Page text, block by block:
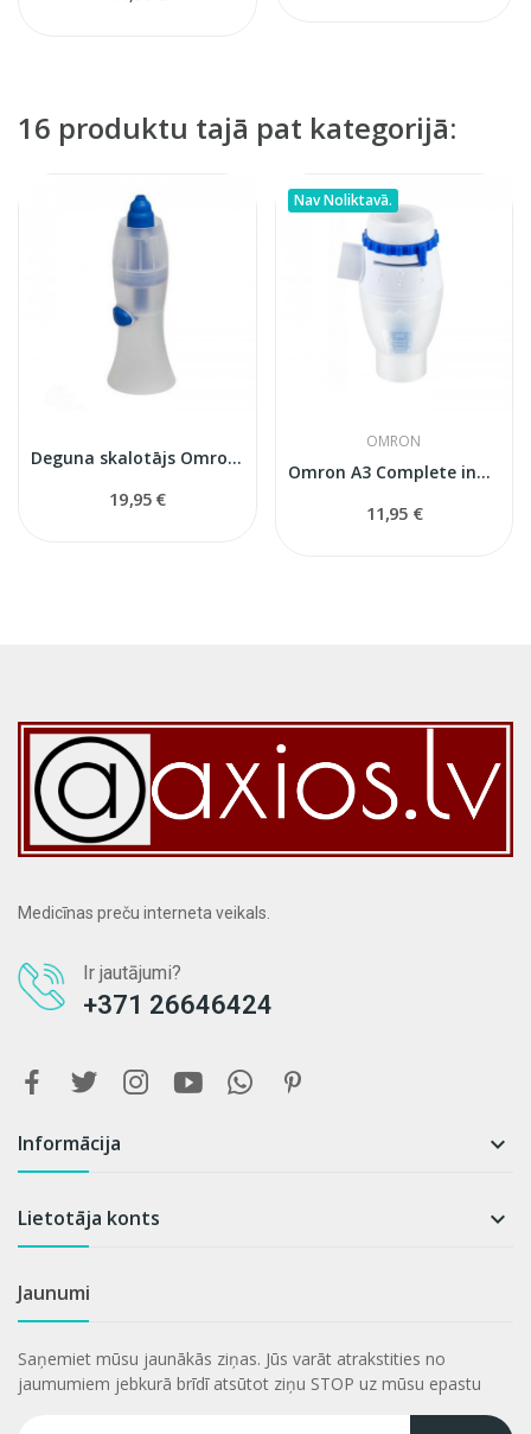
16 produktu tajā pat kategorijā:
Deguna skalotājs Omron NEB014
19,95 €
Nav Noliktavā.
OMRON
Omron A3 Complete inhalatora izsmidizinātājs
11,95 €
Medicīnas preču interneta veikals.
Ir jautājumi?
+371 26646424
Informācija 
Lietotāja konts 
Jaunumi
Saņemiet mūsu jaunākās ziņas. Jūs varāt atrakstities no
jaumumiem jebkurā brīdī atsūtot ziņu STOP uz mūsu epastu